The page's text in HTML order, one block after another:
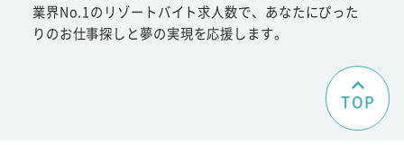
業界No.1のリゾートバイト求人数で、あなたにぴった
りのお仕事探しと夢の実現を応援します。
TOP